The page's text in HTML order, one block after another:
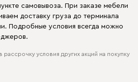
самовывоза. При заказе мебели
доставку груза до терминала
Подробные условия всегда можно
условия других акций на покупку